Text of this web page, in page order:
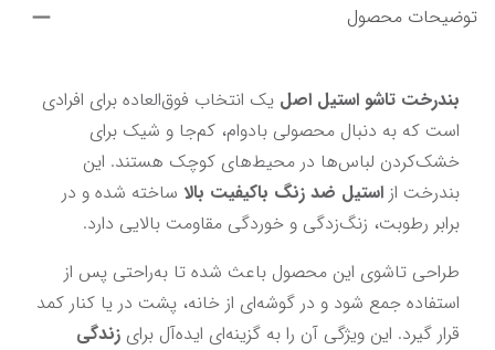
توضیحات محصول
بندرخت تاشو استیل اصل
بندرخت از استیل ضد زنگ باکیفیت بالا
برابر رطوبت، زنگ‌زدگی و خوردگی مقاومت بالایی دارد.
قرار گیرد. این ویژگی آن را به گزینه‌ای ایده‌آل برای